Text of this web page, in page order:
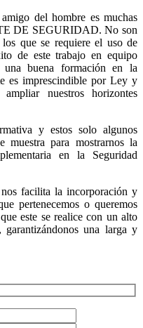
del hombre es muchas
DE SEGURIDAD. No son
que se requiere el uso de
de este trabajo en equipo
una buena formación en la
es imprescindible por Ley y
nuestros horizontes
y estos solo algunos
para mostrarnos la
en la Seguridad
facilita la incorporación y
pertenecemos o queremos
este se realice con un alto
una larga y